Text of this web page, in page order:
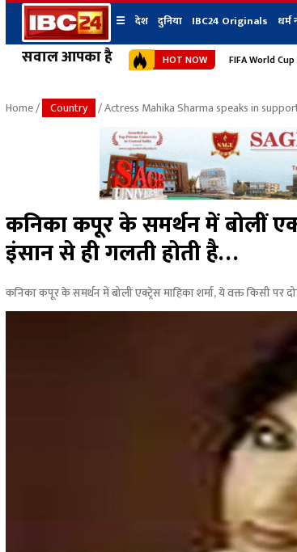
सवाल आपका है
☰ देश दुनिया IBC24 Originals धर्म
छत्तीसगढ़ न्यूज
उत्तर प्रदेश न्यूज
बिहार न्यूज
उत्तराखंड न्यूज
हिमाचल प्रदेश न्यूज
हरियाणा न्यूज
शहर
भोपाल
जबलपुर
ग्वालियर
रायपुर
दुनिया
HOT NOW FIFA World
Home/ Country / Actress Mahika Sharma speaks in
कनिका कपूर के समर्थन में बोलीं
इंसान से ही गलती होती है…
कनिका कपूर के समर्थन में बोलीं एक्ट्रेस माहिका शर्मा, ये वक्त किसी पर